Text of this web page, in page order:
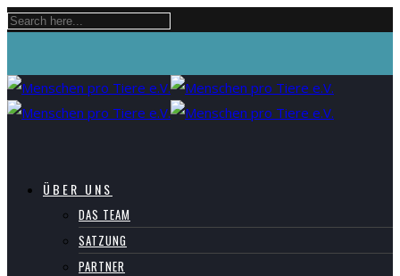
ÜBER UNS
DAS TEAM
SATZUNG
PARTNER